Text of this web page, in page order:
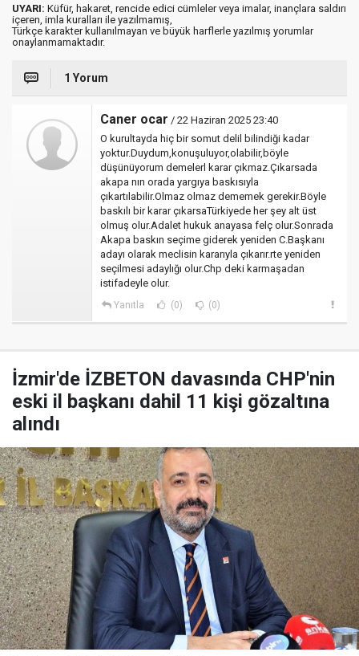
UYARI: Küfür, hakaret, rencide edici cümleler veya imalar, inançlara saldırı
içeren, imla kuralları ile yazılmamış,
Türkçe karakter kullanılmayan ve büyük harflerle yazılmış yorumlar
onaylanmamaktadır.
1 Yorum
Caner ocar / 22 Haziran 2025 23:40
O kurultayda hiç bir somut delil bilindiği kadar
yoktur.Duydum,konuşuluyor,olabilir,böyle
düşünüyorum demelerl karar çıkmaz.Çıkarsada
akapa nın orada yargıya baskısıyla
çıkartılabilir.Olmaz olmaz dememek gerekir.Böyle
baskılı bir karar çıkarsaTürkiyede her şey alt üst
olmuş olur.Adalet hukuk anayasa felç olur.Sonrada
Akapa baskın seçime giderek yeniden C.Başkanı
adayı olarak meclisin kararıyla çıkarır.rte yeniden
seçilmesi adaylığı olur.Chp deki karmaşadan
istifadeyle olur.
Yanıtla (0) (0)
İzmir'de İZBETON davasında CHP'nin
eski il başkanı dahil 11 kişi gözaltına
alındı